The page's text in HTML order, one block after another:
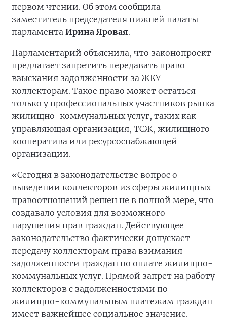
первом чтении. Об этом сообщила
заместитель председателя нижней палаты
парламента Ирина Яровая.
Парламентарий объяснила, что законопроект
предлагает запретить передавать право
взыскания задолженности за ЖКУ
коллекторам. Такое право может остаться
только у профессиональных участников рынка
жилищно-коммунальных услуг, таких как
управляющая организация, ТСЖ, жилищного
кооператива или ресурсоснабжающей
организации.
«Сегодня в законодательстве вопрос о
выведении коллекторов из сферы жилищных
правоотношений решен не в полной мере, что
создавало условия для возможного
нарушения прав граждан. Действующее
законодательство фактически допускает
передачу коллекторам права взимания
задолженности граждан по оплате жилищно-
коммунальных услуг. Прямой запрет на работу
коллекторов с задолженностями по
жилищно-коммунальным платежам граждан
имеет важнейшее социальное значение.